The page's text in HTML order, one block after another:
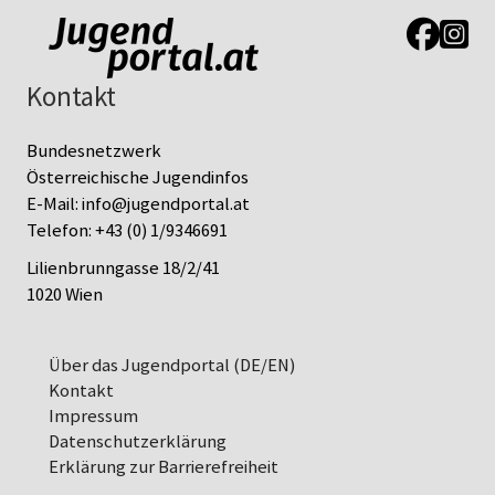
Link zur
Link
Kontakt
Bundesnetzwerk
Österreichische Jugendinfos
E-Mail:info@jugendportal.at
Telefon:+43 (0) 1/9346691
Lilienbrunngasse 18/2/41
1020 Wien
Über das Jugendportal (DE/EN)
Kontakt
Impressum
Datenschutz­erklärung
Erklärung zur Barrierefreiheit